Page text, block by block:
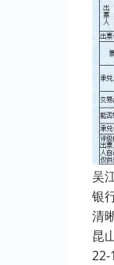
吴
银
清
昆
22-